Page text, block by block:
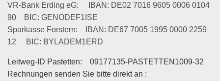
VR-Bank Erding eG: IBAN: DE02 7016 9605 0006 0104
90 BIC: GENODEF1ISE
Sparkasse Forstern: IBAN: DE67 7005 1995 0000 2259
12 BIC: BYLADEM1ERD
Leitweg-ID Pastetten: 09177135-PASTETTEN1009-32
Rechnungen senden Sie bitte direkt an :